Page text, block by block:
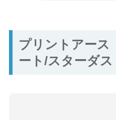
プリントアース
ート/スターダス